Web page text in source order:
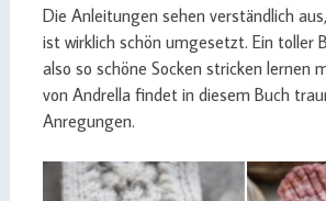
Die Anleitungen sehen verständlich
ist wirklich schön umgesetzt. Ein toller
also so schöne Socken stricken lernen
von Andrella findet in diesem Buch
Anregungen.